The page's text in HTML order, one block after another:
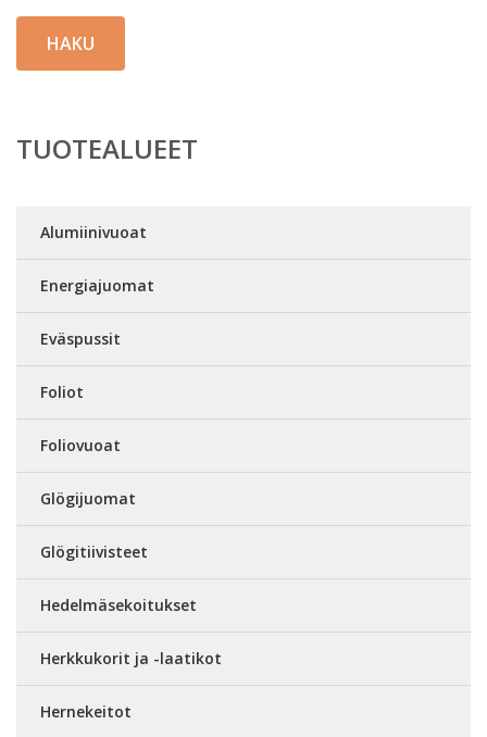
HAKU
TUOTEALUEET
Alumiinivuoat
Energiajuomat
Eväspussit
Foliot
Foliovuoat
Glögijuomat
Glögitiivisteet
Hedelmäsekoitukset
Herkkukorit ja -laatikot
Hernekeitot